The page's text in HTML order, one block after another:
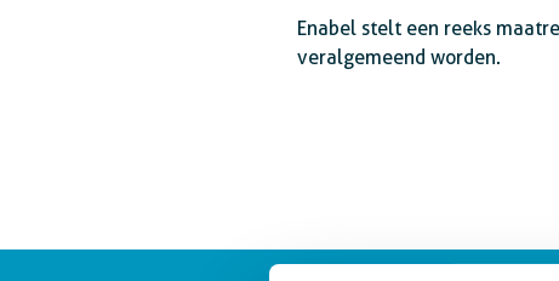
Enabel stelt een reeks
veralgemeend worden.